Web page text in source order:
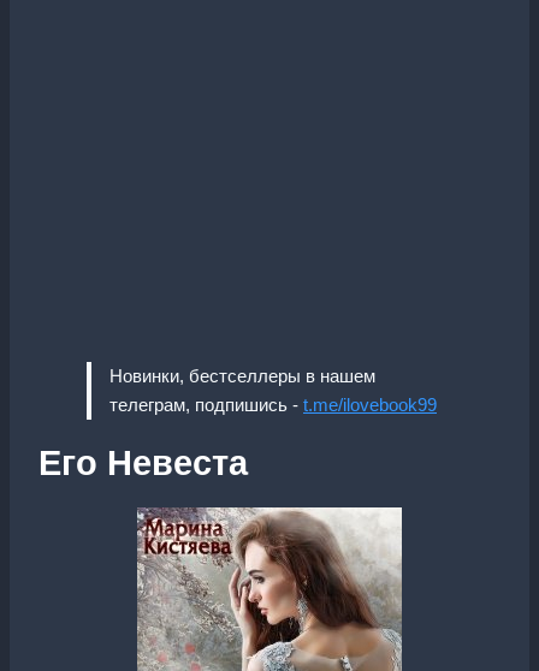
Новинки, бестселлеры в нашем
телеграм, подпишись - t.me/ilovebook99
Его Невеста